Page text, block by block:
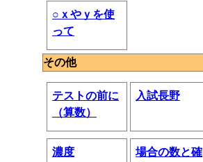
○ｘやｙを使
って
その他
テストの前に
（算数）
入試長野
濃度
場合の数と確